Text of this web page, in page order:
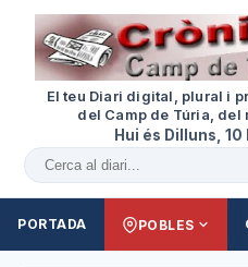
El teu Diari digital, plural i
del Camp de Túria, del
Hui és Dilluns,
Cercar al diari
PORTADA POBLES